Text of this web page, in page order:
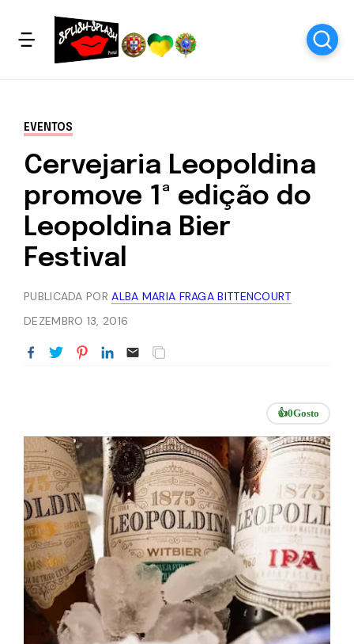
EVENTOS
Cervejaria Leopoldina
promove 1ª edição do
Leopoldina Bier
Festival
PUBLICADA PORALBA MARIA FRAGA BITTENCOURT
DEZEMBRO 13, 2016
👍0Gosto